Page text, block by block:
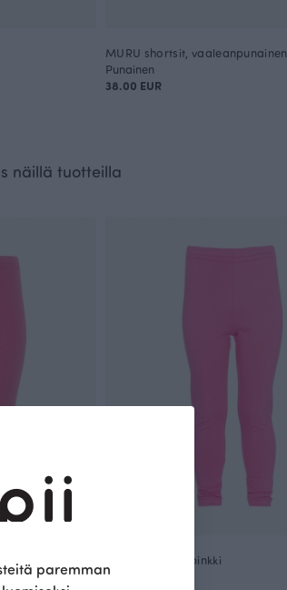
MURU shortsit, vaaleanpunainen
Punainen
38.00 EUR
näillä tuotteilla
HIPPA leggins, pinkki
Punainen
paremman